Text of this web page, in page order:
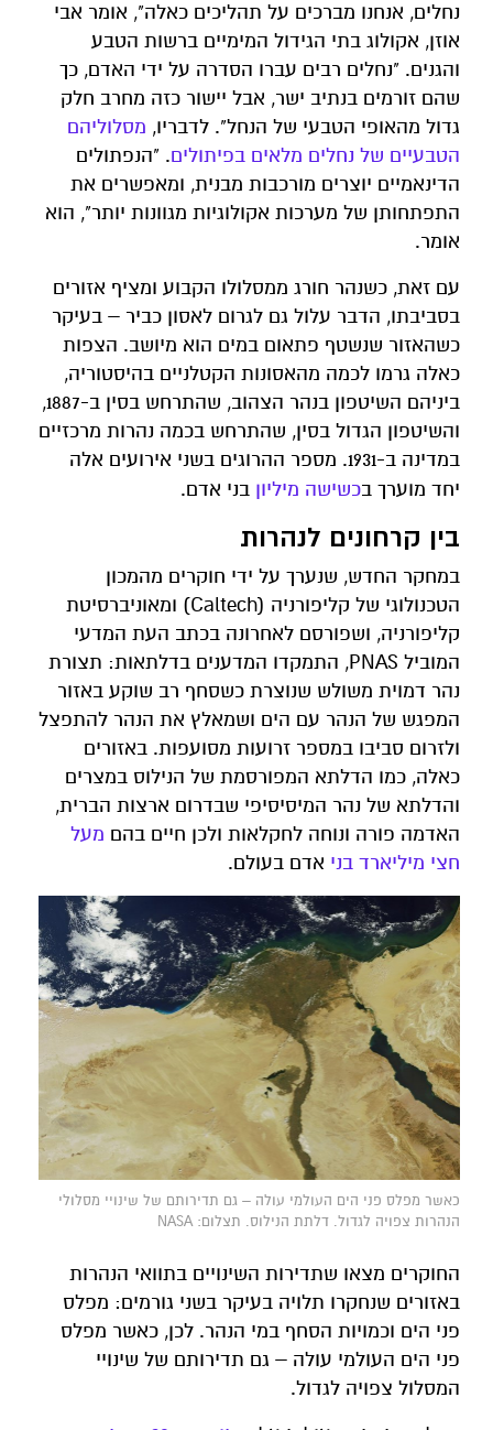
נחלים, אנחנו מברכים על תהליכים כאלה", אומר אבי
אוזן, אקולוג בתי הגידול המימיים ברשות הטבע
והגנים. "נחלים רבים עברו הסדרה על ידי האדם, כך
שהם זורמים בנתיב ישר, אבל יישור כזה מחרב חלק
גדול מהאופי הטבעי של הנחל". לדבריו, מסלוליהם
הטבעיים של נחלים מלאים בפיתולים. "הנפתולים
הדינאמיים יוצרים מורכבות מבנית, ומאפשרים את
התפתחותן של מערכות אקולוגיות מגוונות יותר", הוא
אומר.
עם זאת, כשנהר חורג ממסלולו הקבוע ומציף אזורים
בסביבתו, הדבר עלול גם לגרום לאסון כביר – בעיקר
כשהאזור שנשטף פתאום במים הוא מיושב. הצפות
כאלה גרמו לכמה מהאסונות הקטלניים בהיסטוריה,
ביניהם השיטפון בנהר הצהוב, שהתרחש בסין ב-1887,
והשיטפון הגדול בסין, שהתרחש בכמה נהרות מרכזיים
במדינה ב-1931. מספר ההרוגים בשני אירועים אלה
יחד מוערך בכשישה מיליון בני אדם.
בין קרחונים לנהרות
במחקר החדש, שנערך על ידי חוקרים מהמכון
הטכנולוגי של קליפורניה (Caltech) ומאוניברסיטת
קליפורניה, ושפורסם לאחרונה בכתב העת המדעי
המוביל PNAS, התמקדו המדענים בדלתאות: תצורת
נהר דמוית משולש שנוצרת כשסחף רב שוקע באזור
המפגש של הנהר עם הים ושמאלץ את הנהר להתפצל
ולזרום סביבו במספר זרועות מסועפות. באזורים
כאלה, כמו הדלתא המפורסמת של הנילוס במצרים
והדלתא של נהר המיסיסיפי שבדרום ארצות הברית,
האדמה פורה ונוחה לחקלאות ולכן חיים בהם מעל
חצי מיליארד בני אדם בעולם.
כאשר מפלס פני הים העולמי עולה – גם תדירותם של שינויי מסלולי
הנהרות צפויה לגדול. דלתת הנילוס. תצלום: NASA
החוקרים מצאו שתדירות השינויים בתוואי הנהרות
באזורים שנחקרו תלויה בעיקר בשני גורמים: מפלס
פני הים וכמויות הסחף במי הנהר. לכן, כאשר מפלס
פני הים העולמי עולה – גם תדירותם של שינויי
המסלול צפויה לגדול.